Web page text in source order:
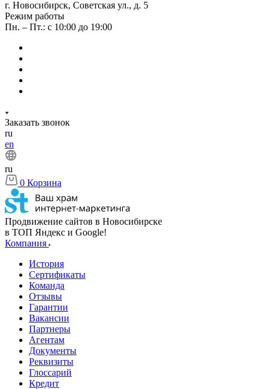
г. Новосибирск, Советская ул., д. 5
Режим работы
Пн. – Пт.: с 10:00 до 19:00
Заказать звонок
ru
en
ru
0 Корзина
Продвижение сайтов в Новосибирске
в ТОП Яндекс и Google!
Компания
История
Сертификаты
Команда
Отзывы
Гарантии
Вакансии
Партнеры
Агентам
Документы
Реквизиты
Глоссарий
Кредит